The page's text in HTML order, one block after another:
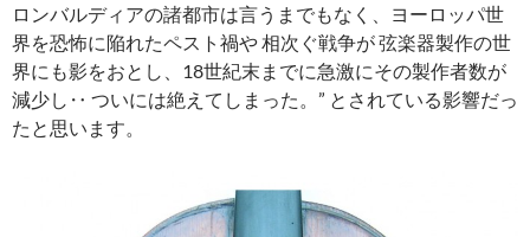
ロンバルディアの諸都市は言うまでもなく、ヨーロッパ世
界を恐怖に陥れたペスト禍や 相次ぐ戦争が 弦楽器製作の世
界にも影をおとし、18世紀末までに急激にその製作者数が
減少し‥ ついには絶えてしまった。” とされている影響だっ
たと思います。